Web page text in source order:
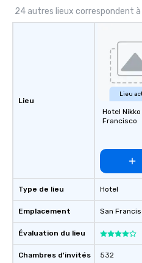
24 autres lieux correspondent à
Lieu
Type de lieu
Emplacement
Évaluation du lieu
Chambres d'invités
Lieu
Hotel Nikko
Francisco
Hotel
San
532